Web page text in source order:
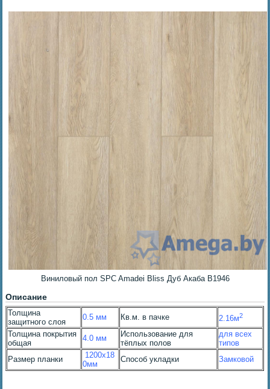
Виниловый пол SPC Amadei Bliss Дуб Акаба B1946
Описание
Толщина
защитного слоя
0.5 мм Кв.м. в пачке 2.16м2
Толщина покрытия
общая
4.0 мм
Использование для
тёплых полов
для всех
типов
Размер планки
1200х18
0мм
Способ укладки Замковой